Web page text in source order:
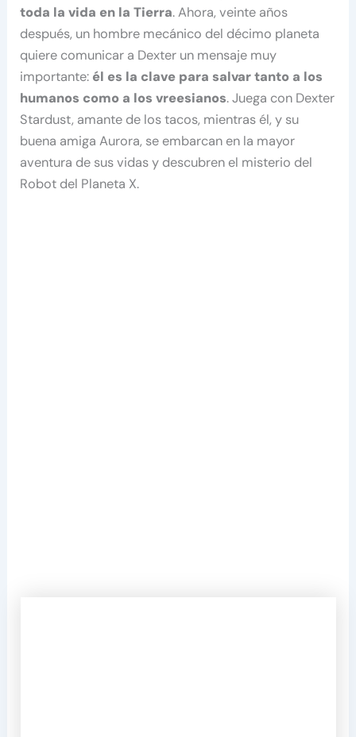
toda la vida en la Tierra. Ahora, veinte años
después, un hombre mecánico del décimo planeta
quiere comunicar a Dexter un mensaje muy
importante: él es la clave para salvar tanto a los
humanos como a los vreesianos. Juega con Dexter
Stardust, amante de los tacos, mientras él, y su
buena amiga Aurora, se embarcan en la mayor
aventura de sus vidas y descubren el misterio del
Robot del Planeta X.